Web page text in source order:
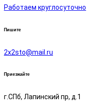
Работаем круглосуточно
Пишите
2х2sto@mail.ru
Приезжайте
г.СПб, Лапинский пр, д.1